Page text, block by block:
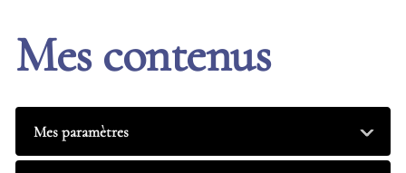
Mes contenus
Mes paramètres